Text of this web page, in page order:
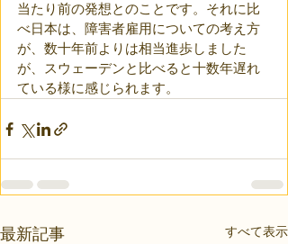
当たり前の発想とのことです。それに比
べ日本は、障害者雇用についての考え方
が、数十年前よりは相当進歩しました
が、スウェーデンと比べると十数年遅れ
ている様に感じられます。
最新記事 すべて表示